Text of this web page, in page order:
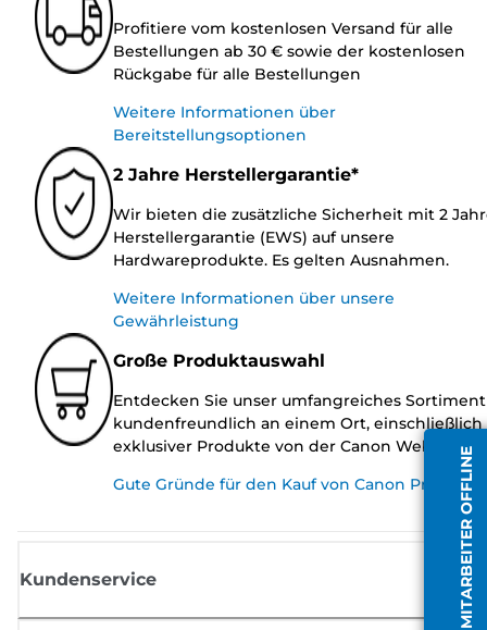
MITARBEITER OFFLINE
Profitiere vom kostenlosen Versand für alle
Bestellungen ab 30 € sowie der kostenlosen
Rückgabe für alle Bestellungen
Weitere Informationen über
Bereitstellungsoptionen
2 Jahre Herstellergarantie*
Wir bieten die zusätzliche Sicherheit mit 2
Herstellergarantie (EWS) auf unsere
Hardwareprodukte. Es gelten Ausnahmen.
Weitere Informationen über unsere
Gewährleistung
Große Produktauswahl
Entdecken Sie unser umfangreiches Sortiment
kundenfreundlich an einem Ort, einschließlich
exklusiver Produkte von der Canon Website.
Gute Gründe für den Kauf von Canon
Kundenservice